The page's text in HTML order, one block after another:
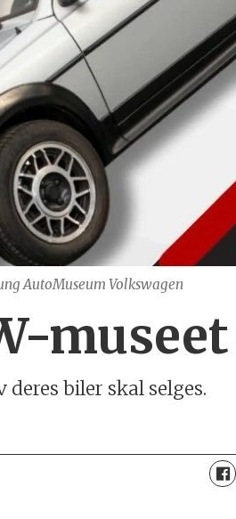
AutoMuseum Volkswagen
museet
biler skal selges.